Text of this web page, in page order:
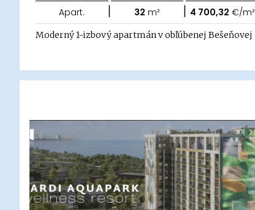
Apart. | 32 m² | 4 700,32 €/m²
Moderný 1-izbový apartmán v obľúbenej Bešeňovej